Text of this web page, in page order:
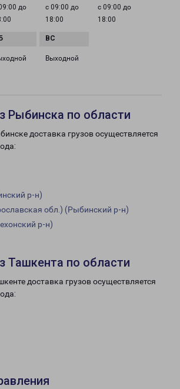
до
с 09:00 до
18:00
с 09:00 до
18:00
Выходной
Рыбинска по области
доставка грузов осуществляется
р-н)
обл.) (Рыбинский р-н)
р-н)
Ташкента по области
доставка грузов осуществляется